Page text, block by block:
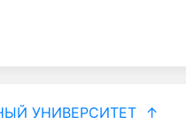
УНИВЕРСИТЕТ
↑